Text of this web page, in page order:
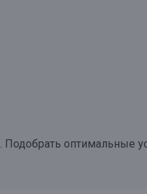
. Подобрать оптимальные